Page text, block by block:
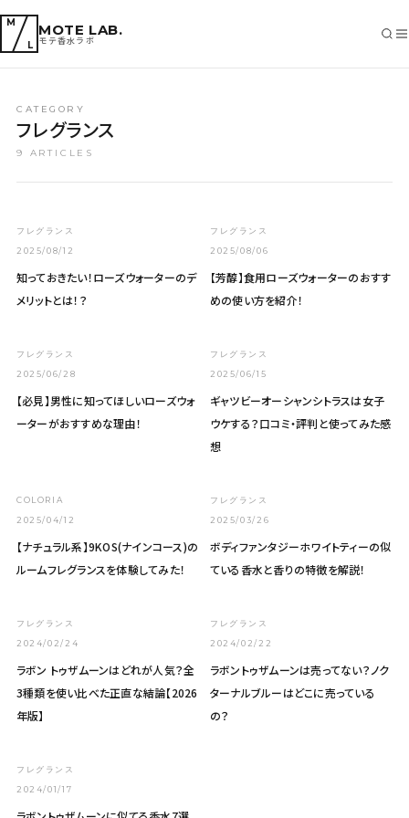
M
L
MOTE LAB.
モテ香水ラボ
CATEGORY
フレグランス
9 ARTICLES
フレグランス
2025/08/12
知っておきたい！ローズウォーターのデ
メリットとは！？
フレグランス
2025/08/06
【芳醇】食用ローズウォーターのおすす
めの使い方を紹介！
フレグランス
2025/06/28
【必見】男性に知ってほしいローズウォ
ーターがおすすめな理由！
フレグランス
2025/06/15
ギャツビーオーシャンシトラスは女子
ウケする？口コミ・評判と使ってみた感
想
COLORIA
2025/04/12
【ナチュラル系】9KOS(ナインコース)の
ルームフレグランスを体験してみた！
フレグランス
2025/03/26
ボディファンタジーホワイトティーの似
ている香水と香りの特徴を解説！
フレグランス
2024/02/24
ラボン トゥザムーンはどれが人気？全
3種類を使い比べた正直な結論【2026
年版】
フレグランス
2024/02/22
ラボントゥザムーンは売ってない？ノク
ターナルブルーはどこに売っている
の？
フレグランス
2024/01/17